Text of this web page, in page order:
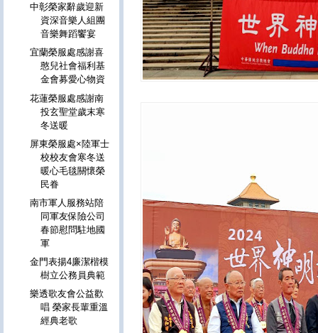
中彰榮家辭歲迎新
資深音樂人組團
音樂舞蹈饗宴
宜蘭榮服處感謝喜
憨兒社會福利基
金會募愛心物資
花蓮榮服處感謝南
投玄聖堂歲末寒
冬送暖
屏東榮服處×陸軍士
校校友會寒冬送
暖心毛毯關懷榮
民眷
南市軍人服務站陪
同軍友保險公司
春節慰問駐地國
軍
金門表揚4廉潔楷模
樹立公務員典範
樂透歌友會公益歡
唱 榮家長輩重溫
經典老歌